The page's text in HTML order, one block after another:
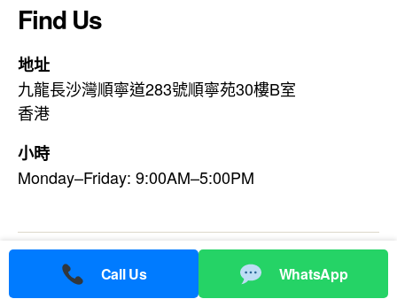
Find Us
地址
九龍長沙灣順寧道283號順寧苑30樓B室
香港
小時
Monday–Friday: 9:00AM–5:00PM
© 2026香港利水防水工程公司
Call Us WhatsApp